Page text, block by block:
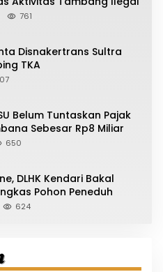
761
Disnakertrans Sultra
TKA
Belum Tuntaskan Pajak
Sebesar Rp8 Miliar
650
DLHK Kendari Bakal
Pohon Peneduh
624